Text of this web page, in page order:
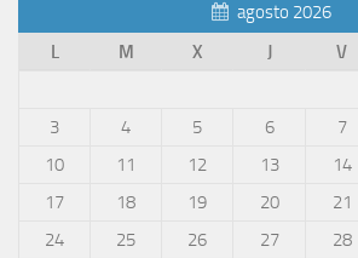
agosto 2026
L
M X J V
3
4 5 6 7
10
11 12 13 14
17
18 19 20 21
24
25 26 27 28